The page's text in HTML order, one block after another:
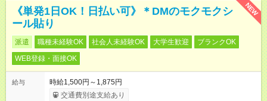
NEW
《単発1日OK！日払い可》＊DMのモクモクシ
ール貼り
派遣 職種未経験OK 社会人未経験OK 大学生歓迎
ブランクOK
WEB登録・面接OK
給与
時給1,500円～1,875円
交通費別途支給あり